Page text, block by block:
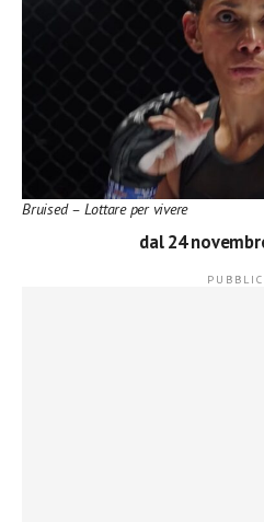
Bruised – Lottare per vivere
dal 24